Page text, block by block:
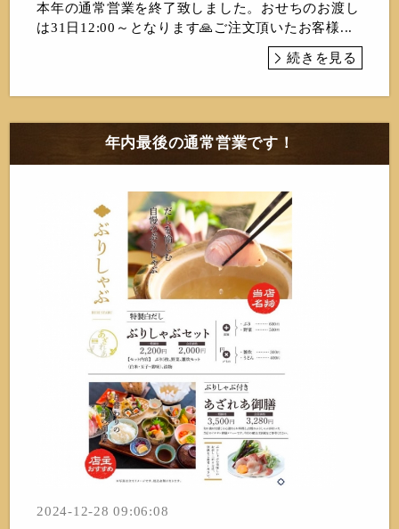
本年の通常営業を終了致しました。おせちのお渡し
は31日12:00～となります🙏ご注文頂いたお客様...
続きを見る
年内最後の通常営業です！
2024-12-28 09:06:08